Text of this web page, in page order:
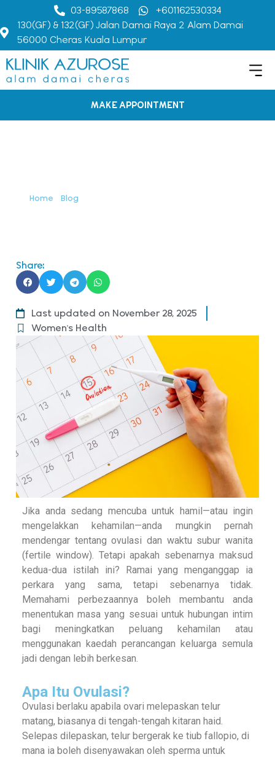
03-89587868
+601162530334
130(GF) & 132(GF) Jalan Damai Raya 2 Alam Damai
56000 Cheras Kuala Lumpur
MAKE APPOINTMENT
Home> Blog
Share:
Last updated on November 28, 2025
Women's Health
Jika anda sedang mencuba untuk hamil—atau ingin
mengelakkan kehamilan—anda mungkin pernah
mendengar tentang ovulasi dan waktu subur wanita
(fertile window). Tetapi apakah sebenarnya maksud
kedua-dua istilah ini? Ramai yang menganggap ia
perkara yang sama, tetapi sebenarnya tidak.
Memahami perbezaannya boleh membantu anda
menentukan masa yang sesuai untuk hubungan intim
bagi meningkatkan peluang kehamilan atau
menggunakan kaedah perancangan keluarga semula
jadi dengan lebih berkesan.
Apa Itu Ovulasi?
Ovulasi berlaku apabila ovari melepaskan telur
matang, biasanya di tengah-tengah kitaran haid.
Selepas dilepaskan, telur bergerak ke tiub fallopio, di
mana ia boleh disenyawakan oleh sperma untuk